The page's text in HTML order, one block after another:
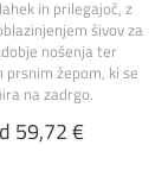
in prilegajoč, z
šivov za
nošenja ter
prsnim žepom, ki se
na zadrgo.
59,72 €